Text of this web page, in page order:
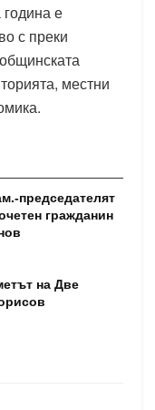
е
с преки
местни
председателят
гражданин
на Две